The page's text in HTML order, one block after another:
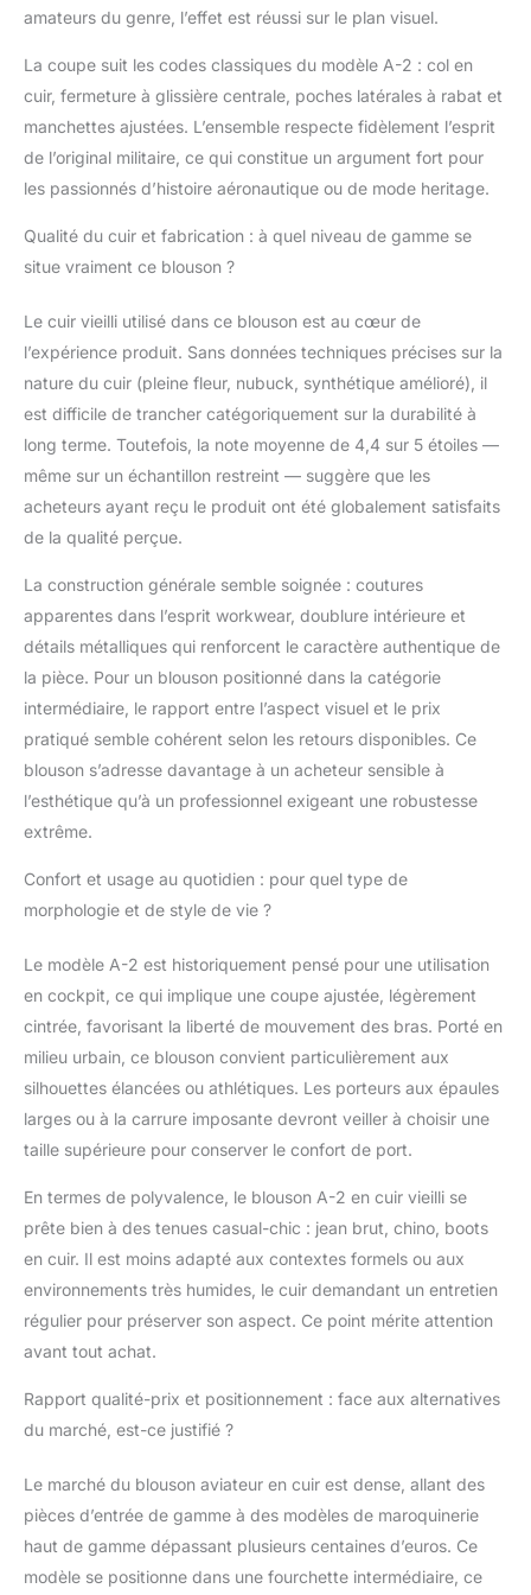
qualité supérieure
remboursement à 100
% sous 30 jours
Retours et échanges.
Les retours et les
échanges sont
acceptés dans les 30
livraison de l'article
remboursés
amateurs du genre, l’effet est réussi sur le plan visuel.
La coupe suit les codes classiques du modèle A-2 : col en
cuir, fermeture à glissière centrale, poches latérales à rabat et
manchettes ajustées. L’ensemble respecte fidèlement l’esprit
de l’original militaire, ce qui constitue un argument fort pour
les passionnés d’histoire aéronautique ou de mode heritage.
Qualité du cuir et fabrication : à quel niveau de gamme se
situe vraiment ce blouson ?
Le cuir vieilli utilisé dans ce blouson est au cœur de
l’expérience produit. Sans données techniques précises sur la
nature du cuir (pleine fleur, nubuck, synthétique amélioré), il
est difficile de trancher catégoriquement sur la durabilité à
long terme. Toutefois, la note moyenne de 4,4 sur 5 étoiles —
même sur un échantillon restreint — suggère que les
acheteurs ayant reçu le produit ont été globalement satisfaits
de la qualité perçue.
La construction générale semble soignée : coutures
apparentes dans l’esprit workwear, doublure intérieure et
détails métalliques qui renforcent le caractère authentique de
la pièce. Pour un blouson positionné dans la catégorie
intermédiaire, le rapport entre l’aspect visuel et le prix
pratiqué semble cohérent selon les retours disponibles. Ce
blouson s’adresse davantage à un acheteur sensible à
l’esthétique qu’à un professionnel exigeant une robustesse
extrême.
Confort et usage au quotidien : pour quel type de
morphologie et de style de vie ?
Le modèle A-2 est historiquement pensé pour une utilisation
en cockpit, ce qui implique une coupe ajustée, légèrement
cintrée, favorisant la liberté de mouvement des bras. Porté en
milieu urbain, ce blouson convient particulièrement aux
silhouettes élancées ou athlétiques. Les porteurs aux épaules
larges ou à la carrure imposante devront veiller à choisir une
taille supérieure pour conserver le confort de port.
En termes de polyvalence, le blouson A-2 en cuir vieilli se
prête bien à des tenues casual-chic : jean brut, chino, boots
en cuir. Il est moins adapté aux contextes formels ou aux
environnements très humides, le cuir demandant un entretien
régulier pour préserver son aspect. Ce point mérite attention
avant tout achat.
Rapport qualité-prix et positionnement : face aux alternatives
du marché, est-ce justifié ?
Le marché du blouson aviateur en cuir est dense, allant des
pièces d’entrée de gamme à des modèles de maroquinerie
haut de gamme dépassant plusieurs centaines d’euros. Ce
modèle se positionne dans une fourchette intermédiaire, ce